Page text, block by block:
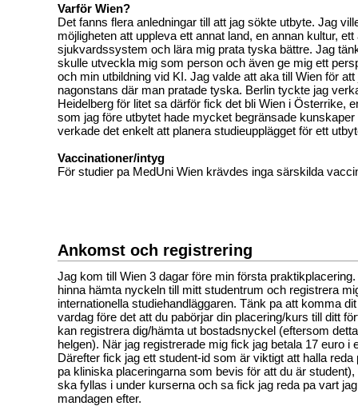
Varför Wien?
Det fanns flera anledningar till att jag sökte utbyte. Jag
möjligheten att uppleva ett annat land, en annan kultur, ett
sjukvardssystem och lära mig prata tyska bättre. Jag
skulle utveckla mig som person och även ge mig ett
och min utbildning vid KI. Jag valde att aka till Wien för att
nagonstans där man pratade tyska. Berlin tyckte jag
Heidelberg för litet sa därför fick det bli Wien i Österrike,
som jag före utbytet hade mycket begränsade
verkade det enkelt att planera studieupplägget för ett
Vaccinationer/intyg
För studier pa MedUni Wien krävdes inga särskilda
Ankomst och registrering
Jag kom till Wien 3 dagar före min första
hinna hämta nyckeln till mitt studentrum och registrera
internationella studiehandläggaren. Tänk pa att komma
vardag före det att du pabörjar din placering/kurs till ditt
kan registrera dig/hämta ut bostadsnyckel (eftersom
helgen). När jag registrerade mig fick jag betala 17 euro i
Därefter fick jag ett student-id som är viktigt att halla reda
pa kliniska placeringarna som bevis för att du är
ska fyllas i under kurserna och sa fick jag reda pa vart
mandagen efter.